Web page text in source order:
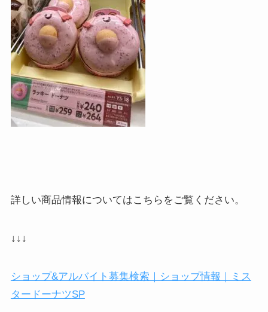
詳しい商品情報についてはこちらをご覧ください。
↓↓↓
ショップ&アルバイト募集検索｜ショップ情報｜ミス
タードーナツSP